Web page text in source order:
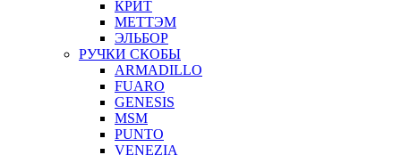
КРИТ
МЕТТЭМ
ЭЛЬБОР
РУЧКИ СКОБЫ
ARMADILLO
FUARO
GENESIS
MSM
PUNTO
VENEZIA